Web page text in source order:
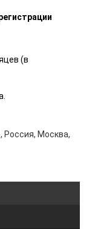
(в
Россия, Москва,